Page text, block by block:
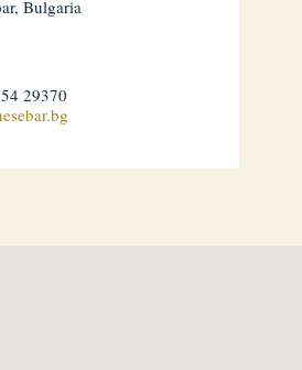
Bulgaria
29370